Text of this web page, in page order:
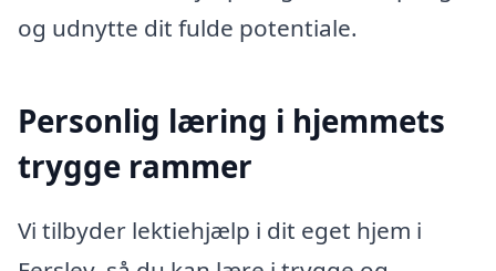
og udnytte dit fulde potentiale.
Personlig læring i hjemmets
trygge rammer
Vi tilbyder lektiehjælp i dit eget hjem i